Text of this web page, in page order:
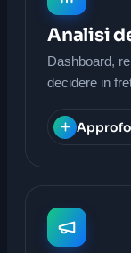
Analisi
Dashboard,
decidere in